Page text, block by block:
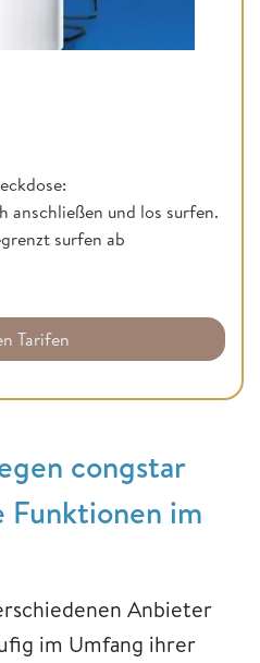
anschließen und los surfen.
surfen ab
Tarifen
congstar
Funktionen im
Anbieter
im Umfang ihrer